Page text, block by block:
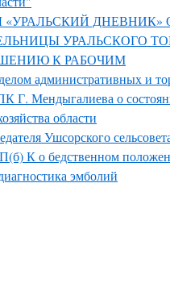
«УРАЛЬСКИЙ ДНЕВНИК»
УРАЛЬСКОГО
К РАБОЧИМ
административных и
Г. Мендыгалиева о
области
Ушсорского
К о бедственном
эмболий